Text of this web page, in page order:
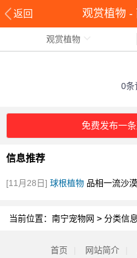
返回 观赏植物 -
观赏植物
0条
免费发布一
信息推荐
[11月28日] 球根植物 品相一流沙
当前位置： 南宁宠物网 > 分类信息
首页 网站简介